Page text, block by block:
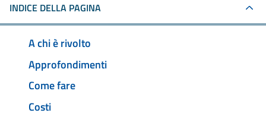
INDICE DELLA PAGINA
A chi è rivolto
Approfondimenti
Come fare
Costi